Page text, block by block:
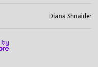
Diana Shnaider